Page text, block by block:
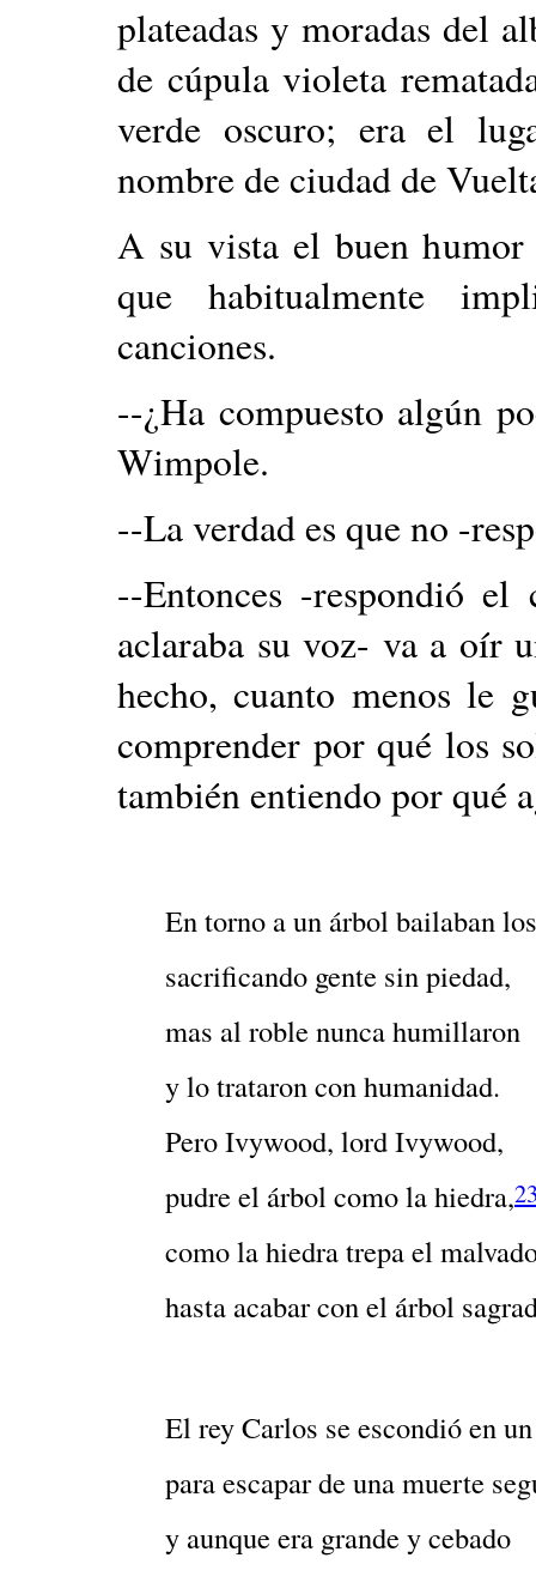
plateadas y moradas del
de cúpula violeta
verde oscuro; era el
nombre de ciudad de
A su vista el buen
que habitualmente
canciones.
--¿Ha compuesto algún
Wimpole.
--La verdad es que no -
--Entonces -respondió el
aclaraba su voz- va a oír
hecho, cuanto menos le
comprender por qué los
también entiendo por qué
En torno a un árbol bailaban
sacrificando gente sin piedad,
mas al roble nunca humillaron
y lo trataron con humanidad.
Pero Ivywood, lord Ivywood,
pudre el árbol como la hiedra,
como la hiedra trepa el
hasta acabar con el árbol
El rey Carlos se escondió en
para escapar de una muerte
y aunque era grande y cebado